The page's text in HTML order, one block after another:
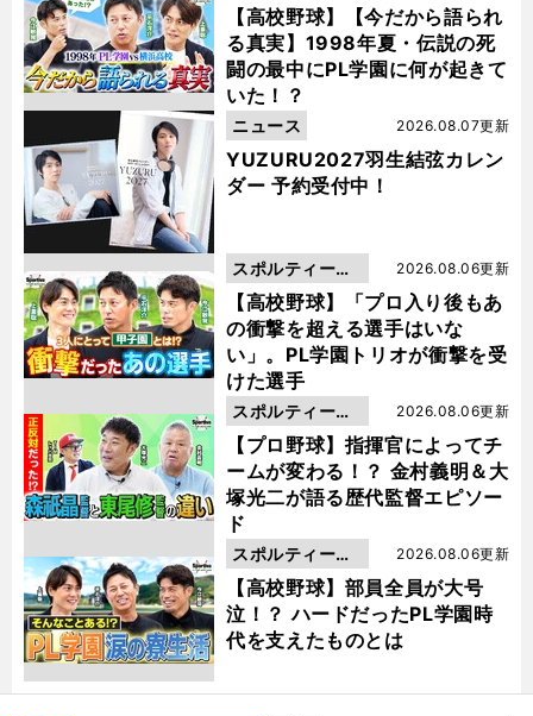
【高校野球】【今だから語られ
る真実】1998年夏・伝説の死
闘の最中にPL学園に何が起きて
いた！？
動画
YUZURU2027羽生結弦カレン
ダー 予約受付中！
2026.08.07更新
ニュース
【高校野球】「プロ入り後もあ
の衝撃を超える選手はいな
い」。PL学園トリオが衝撃を受
けた選手
2026.08.06更新
スポルティーバ
動画
【プロ野球】指揮官によってチ
ームが変わる！？ 金村義明＆大
塚光二が語る歴代監督エピソー
ド
2026.08.06更新
スポルティーバ
動画
【高校野球】部員全員が大号
泣！？ ハードだったPL学園時
代を支えたものとは
2026.08.06更新
スポルティーバ
動画